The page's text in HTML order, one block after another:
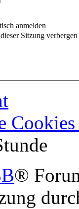
anmelden
Sitzung verbergen
Cookies
®